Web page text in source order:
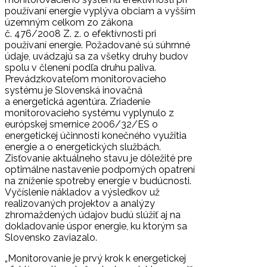
používaní energie vyplýva obciam a vyšším
územným celkom zo zákona
č. 476/2008 Z. z. o efektívnosti pri
používaní energie. Požadované sú súhrnné
údaje, uvádzajú sa za všetky druhy budov
spolu v členení podľa druhu paliva.
Prevádzkovateľom monitorovacieho
systému je Slovenská inovačná
a energetická agentúra. Zriadenie
monitorovacieho systému vyplynulo z
európskej smernice 2006/32/ES o
energetickej účinnosti konečného využitia
energie a o energetických službách.
Zisťovanie aktuálneho stavu je dôležité pre
optimálne nastavenie podporných opatrení
na zníženie spotreby energie v budúcnosti.
Vyčíslenie nákladov a výsledkov už
realizovaných projektov a analýzy
zhromaždených údajov budú slúžiť aj na
dokladovanie úspor energie, ku ktorým sa
Slovensko zaviazalo.
„Monitorovanie je prvý krok k energetickej